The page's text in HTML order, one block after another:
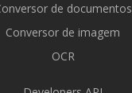
de documentos
Conversor de imagem
OCR